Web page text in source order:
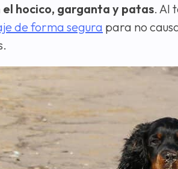
el hocico, garganta y patas. Al
de forma segura para no